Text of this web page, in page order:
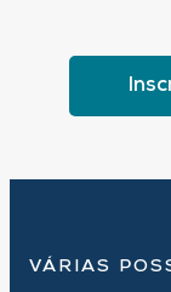
VÁRIAS